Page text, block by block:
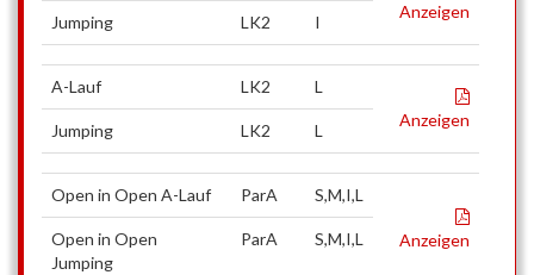
Anzeigen
Jumping LK2 I
A-Lauf LK2
L
Anzeigen
Jumping LK2 L
Open in Open A-Lauf ParA S,M,I,L
Anzeigen
Open in Open
Jumping
ParA S,M,I,L